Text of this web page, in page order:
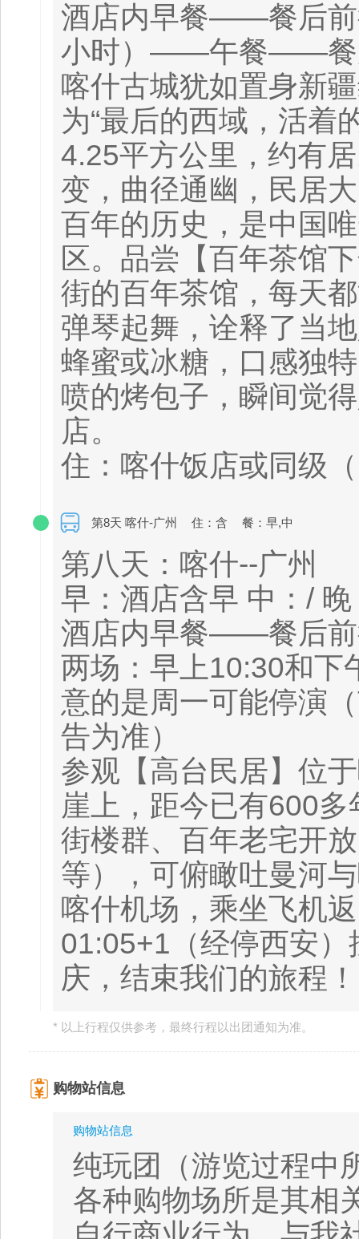
酒店内早餐——餐后前
小时）——午餐——餐
喀什古城犹如置身新
为“最后的西域，活着
4.25平方公里，约有
变，曲径通幽，民居
百年的历史，是中国
区。品尝【百年茶馆
街的百年茶馆，每天
弹琴起舞，诠释了当
蜂蜜或冰糖，口感独
喷的烤包子，瞬间觉
店。
住：喀什饭店或同级
第8天 喀什-广州 住：含 餐：早,中
第八天：喀什--广州
早：酒店含早 中：/ 晚
酒店内早餐——餐后前
两场：早上10:30和下
意的是周一可能停演
告为准）
参观【高台民居】位
崖上，距今已有600
街楼群、百年老宅开
等），可俯瞰吐曼河
喀什机场，乘坐飞机
01:05+1（经停西安
庆，结束我们的旅程！
* 以上行程仅供参考，最终行程以出团通知为准。
购物站信息
购物站信息
纯玩团（游览过程中
各种购物场所是其相